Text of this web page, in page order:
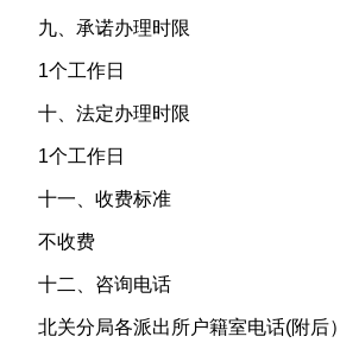
九、承诺办理时限
1个工作日
十、法定办理时限
1个工作日
十一、收费标准
不收费
十二、咨询电话
北关分局各派出所户籍室电话(附后）